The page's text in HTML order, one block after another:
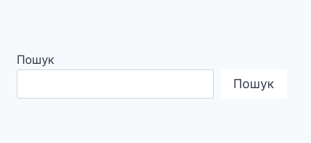
Пошук
Пошук